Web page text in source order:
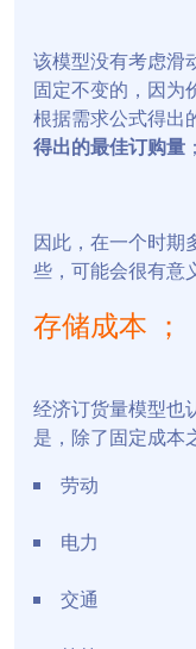
该模型没有考虑滑
固定不变的，因为
根据需求公式得出
得出的最佳订购量 ；
因此，在一个时期
些，可能会很有意
存储成本 ；
经济订货量模型也
是，除了固定成本
劳动
电力
交通